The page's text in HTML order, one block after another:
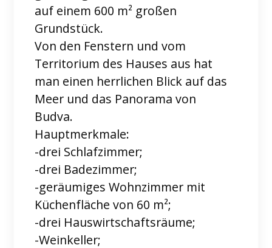
auf einem 600 m² großen
Grundstück.
Von den Fenstern und vom
Territorium des Hauses aus hat
man einen herrlichen Blick auf das
Meer und das Panorama von
Budva.
Hauptmerkmale:
-drei Schlafzimmer;
-drei Badezimmer;
-geräumiges Wohnzimmer mit
Küchenfläche von 60 m²;
-drei Hauswirtschaftsräume;
-Weinkeller;